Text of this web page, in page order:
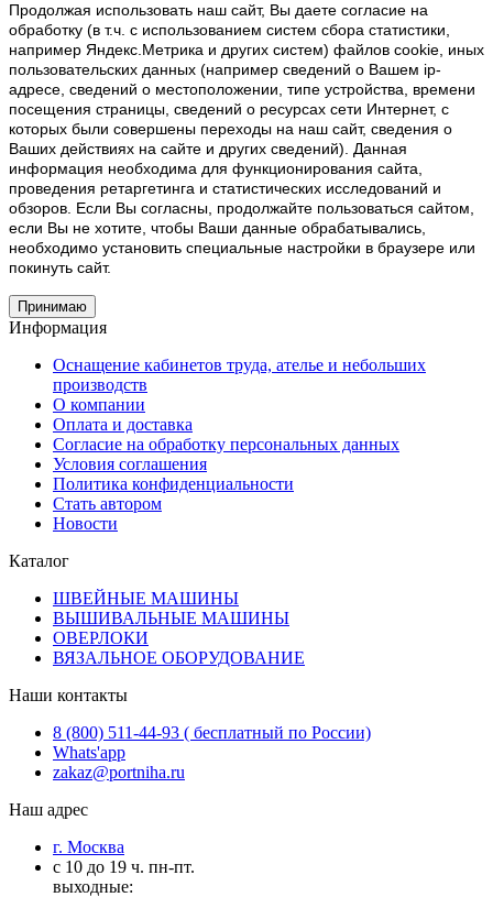
Продолжая использовать наш cайт, Вы даете согласие на
обработку (в т.ч. с использованием систем сбора статистики,
например Яндекс.Метрика и других систем) файлов cookie, иных
пользовательских данных (например сведений о Вашем ip-
адресе, сведений о местоположении, типе устройства, времени
посещения страницы, сведений о ресурсах сети Интернет, с
которых были совершены переходы на наш сайт, сведения о
Ваших действиях на сайте и других сведений). Данная
информация необходима для функционирования сайта,
проведения ретаргетинга и статистических исследований и
обзоров. Если Вы согласны, продолжайте пользоваться сайтом,
если Вы не хотите, чтобы Ваши данные обрабатывались,
необходимо установить специальные настройки в браузере или
покинуть сайт.
Принимаю
Информация
Оснащение кабинетов труда, ателье и небольших
производств
О компании
Оплата и доставка
Согласие на обработку персональных данных
Условия соглашения
Политика конфиденциальности
Стать автором
Новости
Каталог
ШВЕЙНЫЕ МАШИНЫ
ВЫШИВАЛЬНЫЕ МАШИНЫ
ОВЕРЛОКИ
ВЯЗАЛЬНОЕ ОБОРУДОВАНИЕ
Наши контакты
8 (800) 511-44-93 ( бесплатный по России)
Whats'app
zakaz@portniha.ru
Наш адрес
г. Москва
с 10 до 19 ч. пн-пт.
выходные: